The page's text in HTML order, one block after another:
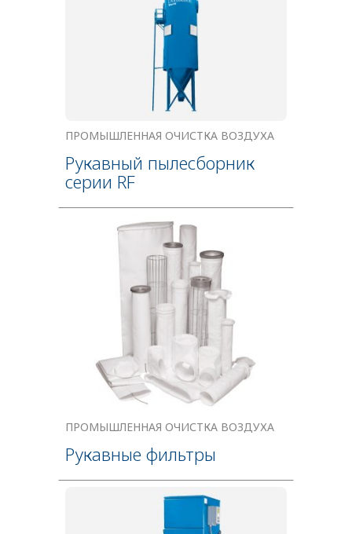
ПРОМЫШЛЕННАЯ ОЧИСТКА ВОЗДУХА
Рукавный пылесборник
серии RF
ПРОМЫШЛЕННАЯ ОЧИСТКА ВОЗДУХА
Рукавные фильтры